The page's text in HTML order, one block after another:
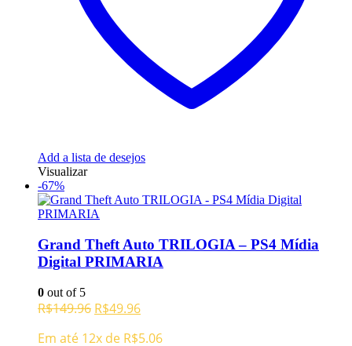
Add a lista de desejos
Visualizar
-67%
Grand Theft Auto TRILOGIA – PS4 Mídia
Digital PRIMARIA
0 out of 5
R$149.96 O
original
R$49.96O
atual
Em até 12x de R$5.06